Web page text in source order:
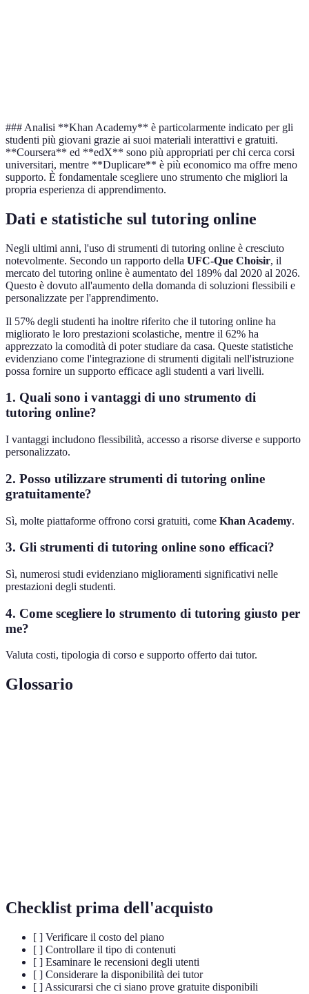
### Analisi **Khan Academy** è particolarmente indicato per gli
studenti più giovani grazie ai suoi materiali interattivi e gratuiti.
**Coursera** ed **edX** sono più appropriati per chi cerca corsi
universitari, mentre **Duplicare** è più economico ma offre meno
supporto. È fondamentale scegliere uno strumento che migliori la
propria esperienza di apprendimento.
Dati e statistiche sul tutoring online
Negli ultimi anni, l'uso di strumenti di tutoring online è cresciuto
notevolmente. Secondo un rapporto della UFC-Que Choisir, il
mercato del tutoring online è aumentato del 189% dal 2020 al 2026.
Questo è dovuto all'aumento della domanda di soluzioni flessibili e
personalizzate per l'apprendimento.
Il 57% degli studenti ha inoltre riferito che il tutoring online ha
migliorato le loro prestazioni scolastiche, mentre il 62% ha
apprezzato la comodità di poter studiare da casa. Queste statistiche
evidenziano come l'integrazione di strumenti digitali nell'istruzione
possa fornire un supporto efficace agli studenti a vari livelli.
1. Quali sono i vantaggi di uno strumento di
tutoring online?
I vantaggi includono flessibilità, accesso a risorse diverse e supporto
personalizzato.
2. Posso utilizzare strumenti di tutoring online
gratuitamente?
Sì, molte piattaforme offrono corsi gratuiti, come Khan Academy.
3. Gli strumenti di tutoring online sono efficaci?
Sì, numerosi studi evidenziano miglioramenti significativi nelle
prestazioni degli studenti.
4. Come scegliere lo strumento di tutoring giusto per
me?
Valuta costi, tipologia di corso e supporto offerto dai tutor.
Glossario
Checklist prima dell'acquisto
[ ] Verificare il costo del piano
[ ] Controllare il tipo di contenuti
[ ] Esaminare le recensioni degli utenti
[ ] Considerare la disponibilità dei tutor
[ ] Assicurarsi che ci siano prove gratuite disponibili